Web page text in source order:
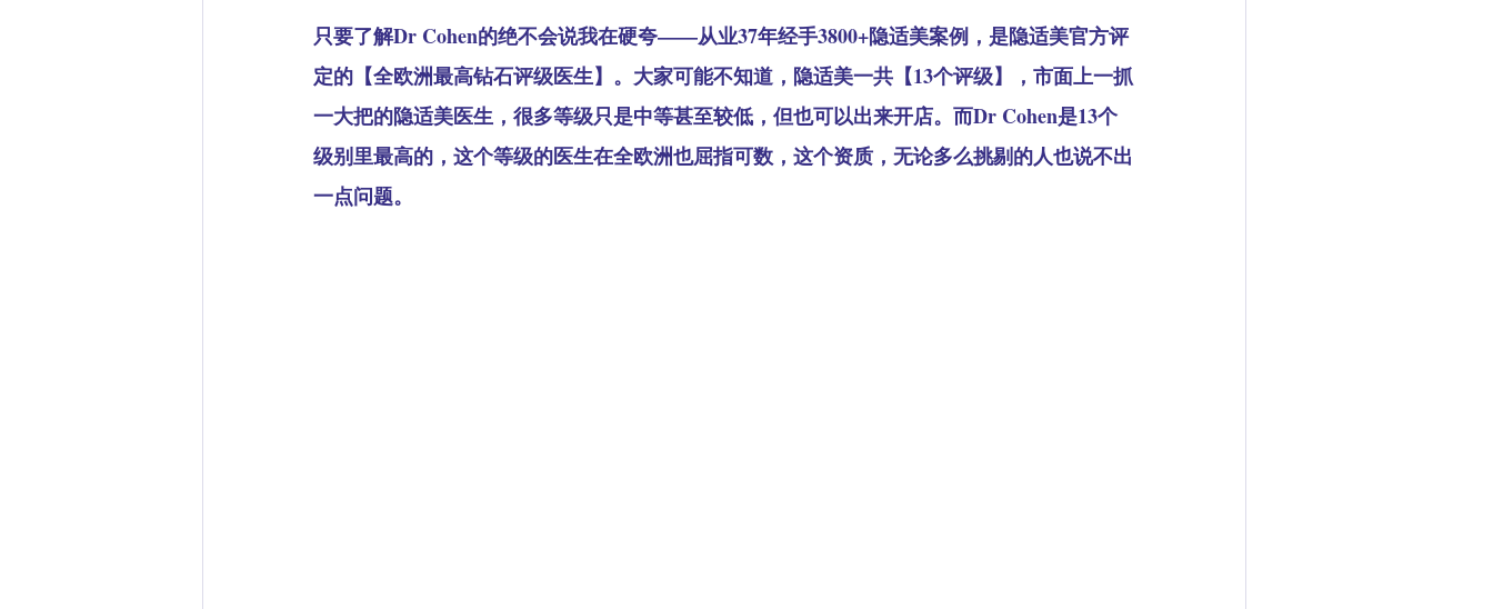
只要了解Dr Cohen的绝不会说我在硬夸——从业37年经手3800+隐适美案例，是隐适美官方评
定的【全欧洲最高钻石评级医生】。大家可能不知道，隐适美一共【13个评级】，市面上一抓
一大把的隐适美医生，很多等级只是中等甚至较低，但也可以出来开店。而Dr Cohen是13个
级别里最高的，这个等级的医生在全欧洲也屈指可数，这个资质，无论多么挑剔的人也说不出
一点问题。